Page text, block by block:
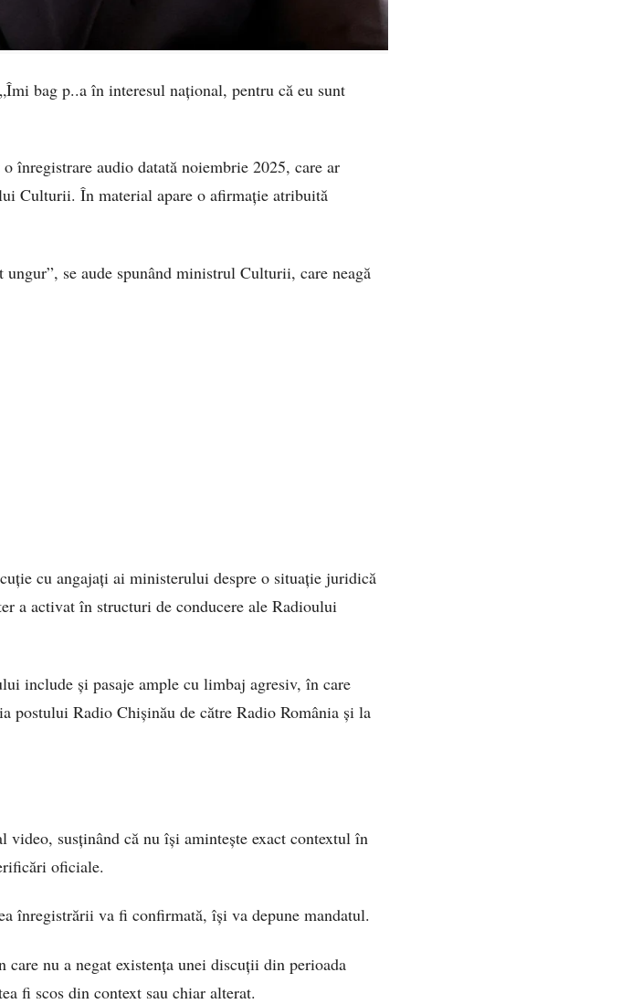
„Îmi bag p..a în interesul național, pentru că eu sunt
înregistrare audio datată noiembrie 2025, care ar
Culturii. În material apare o afirmație atribuită
se aude spunând ministrul Culturii, care neagă
cu angajați ai ministerului despre o situație juridică
a activat în structuri de conducere ale Radioului
include și pasaje ample cu limbaj agresiv, în care
postului Radio Chișinău de către Radio România și la
susținând că nu își amintește exact contextul în
oficiale.
înregistrării va fi confirmată, își va depune mandatul.
nu a negat existența unei discuții din perioada
fi scos din context sau chiar alterat.